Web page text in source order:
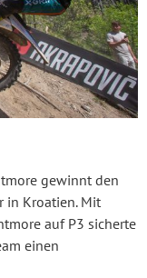
gewinnt den
in Kroatien. Mit
auf P3 sicherte
einen